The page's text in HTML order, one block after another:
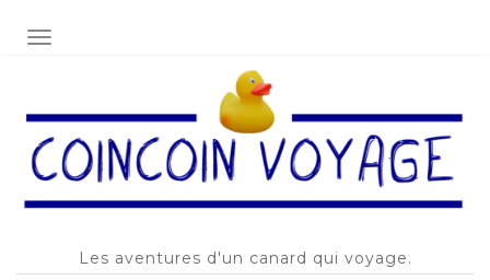
AFFICHER/MASQUER LA NAVIGATION
Les aventures d'un canard qui voyage.